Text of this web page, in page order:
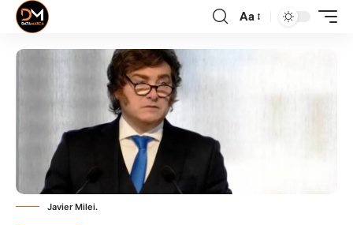
Aa
Javier Milei.